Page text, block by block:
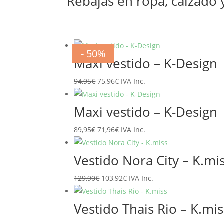
- 20%
Maxi vestido – K-Design
94,95€El
precio
original
era:
94,95€.
75,96€El
precio
actual
es:
75,96€.
IVA Inc.
- 20%
Maxi vestido – K-Design
89,95€El
precio
original
era:
89,95€.
71,96€El
precio
actual
es:
71,96€.
IVA Inc.
- 20%
Vestido Nora City –
129,90€ El
precio
original
era:
103,92€El
precio
actual
es:
IVA Inc.
- 20%
Vestido Thais Rio –
- 20%
- 20%
- 50%
- 50%